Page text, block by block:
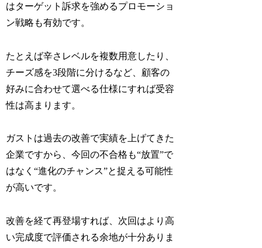
はターゲット訴求を強めるプロモーショ
ン戦略も有効です。
たとえば辛さレベルを複数用意したり、
チーズ感を3段階に分けるなど、顧客の
好みに合わせて選べる仕様にすれば受容
性は高まります。
ガストは過去の改善で実績を上げてきた
企業ですから、今回の不合格も“放置”で
はなく“進化のチャンス”と捉える可能性
が高いです。
改善を経て再登場すれば、次回はより高
い完成度で評価される余地が十分ありま